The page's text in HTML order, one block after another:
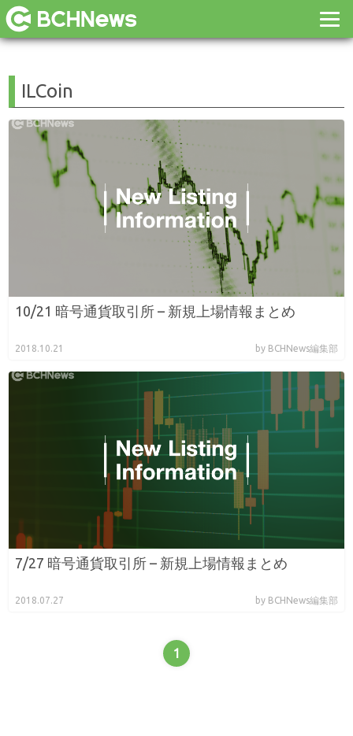
ILCoin
10/21 暗号通貨取引所 – 新規上場情報まとめ
2018.10.21 by BCHNews編集部
7/27 暗号通貨取引所 – 新規上場情報まとめ
2018.07.27 by BCHNews編集部
1